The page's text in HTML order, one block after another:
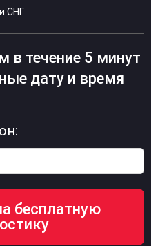
СНГ
в течение 5 минут
дату и время